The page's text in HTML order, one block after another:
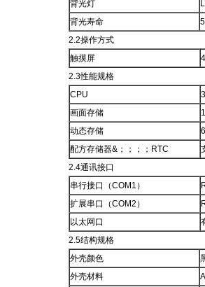
背光灯
背光寿命
2.2操作方式
触摸屏
2.3性能规格
CPU
画面存储
动态存储
配方存储器&；；；；RTC
2.4通讯接口
串行接口（COM1）
扩展串口（COM2）
以太网口
2.5结构规格
外壳颜色
外壳材料